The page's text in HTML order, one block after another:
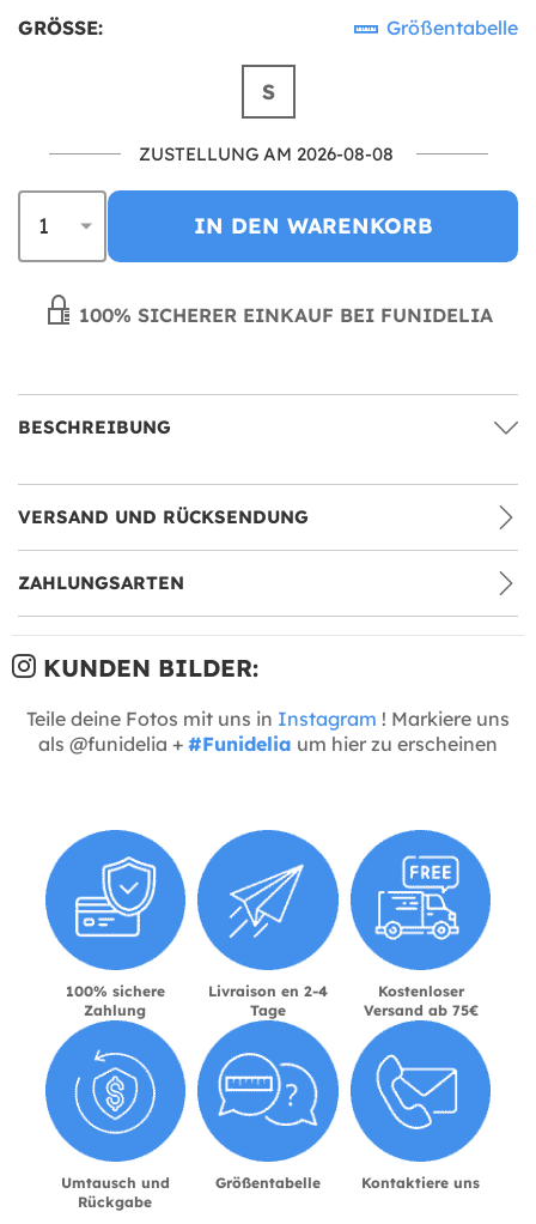
GRÖSSE: Größentabelle
S
ZUSTELLUNG AM 2026-08-08
IN DEN WARENKORB
100% SICHERER EINKAUF BEI FUNIDELIA
BESCHREIBUNG
VERSAND UND RÜCKSENDUNG
ZAHLUNGSARTEN
KUNDEN BILDER:
Teile deine Fotos mit uns in Instagram ! Markiere uns
als @funidelia + #Funidelia um hier zu erscheinen
100% sichere
Zahlung
Livraison en 2-4
Tage
Kostenloser
Versand ab 75€
Umtausch und
Rückgabe
Größentabelle Kontaktiere uns